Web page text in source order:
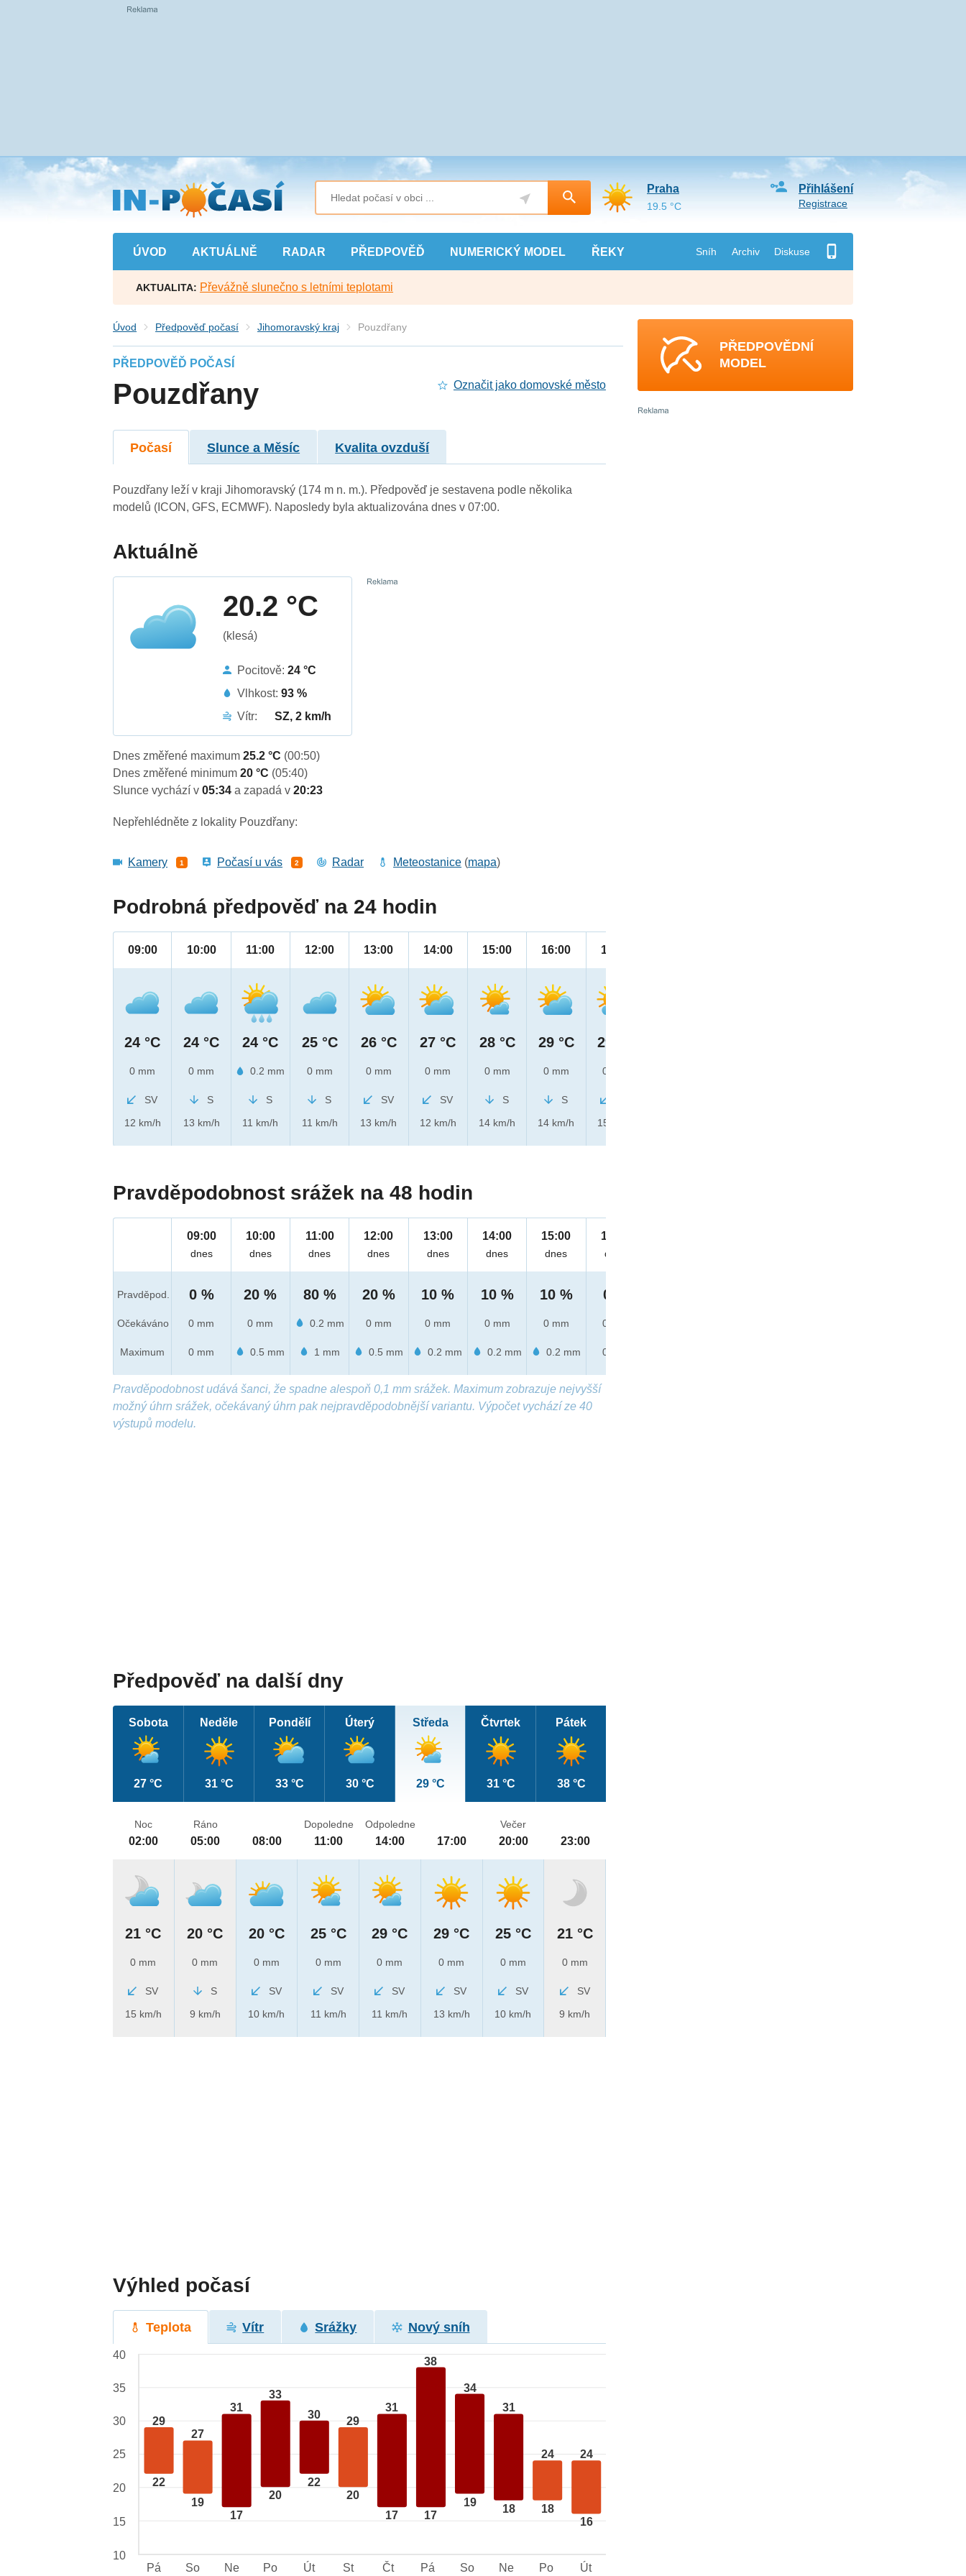
Přejít
na
hlavní
obsah
ÚVOD AKTUÁLNĚ RADAR PŘEDPOVĚĎ NUMERICKÝ MODEL ŘEKY Sníh Archiv Diskuse
Přihlášení
Registrace
Praha
19.5 °C
AKTUALITA: Převážně slunečno s letními teplotami
Úvod Předpověď počasí Jihomoravský kraj Pouzdřany
PŘEDPOVĚĎ POČASÍ
Pouzdřany Označit jako domovské město
Počasí Slunce a Měsíc Kvalita ovzduší
Pouzdřany leží v kraji Jihomoravský (174 m n. m.). Předpověď je sestavena podle několika
modelů (ICON, GFS, ECMWF). Naposledy byla aktualizována dnes v 07:00.
Aktuálně
20.2 °C
(klesá)
Pocitově:24 °C
Vlhkost:93 %
Vítr:
SZ, 2 km/h
Dnes změřené maximum25.2 °C (00:50)
Dnes změřené minimum20 °C (05:40)
Slunce vychází v05:34a zapadá v20:23
Nepřehlédněte z lokality Pouzdřany:
Kamery 1 Počasí u vás 2 Radar Meteostanice (mapa)
Podrobná předpověď na 24 hodin
09:00
24 °C
0 mm
SV
12 km/h
10:00
24 °C
0 mm
S
13 km/h
11:00
24 °C
0.2 mm
S
11 km/h
12:00
25 °C
0 mm
S
11 km/h
13:00
26 °C
0 mm
SV
13 km/h
14:00
27 °C
0 mm
SV
12 km/h
15:00
28 °C
0 mm
S
14 km/h
16:00
29 °C
0 mm
S
14 km/h
17:00
29 °C
0 mm
15 km/h
Pravděpodobnost srážek na 48 hodin
Pravděpod.
Očekáváno
Maximum
09:00
dnes
0 %
0 mm
0 mm
10:00
dnes
20 %
0 mm
0.5 mm
11:00
dnes
80 %
0.2 mm
1 mm
12:00
dnes
20 %
0 mm
0.5 mm
13:00
dnes
10 %
0 mm
0.2 mm
14:00
dnes
10 %
0 mm
0.2 mm
15:00
dnes
10 %
0 mm
0.2 mm
16:00
dnes
0 %
0 mm
0 mm
Pravděpodobnost udává šanci, že spadne alespoň 0,1 mm srážek. Maximum zobrazuje nejvyšší
možný úhrn srážek, očekávaný úhrn pak nejpravděpodobnější variantu. Výpočet vychází ze 40
výstupů modelu.
Předpověď na další dny
Sobota
27 °C
Neděle
31 °C
Pondělí
33 °C
Úterý
30 °C
Středa
29 °C
Čtvrtek
31 °C
Pátek
38 °C
Noc
02:00
21 °C
0 mm
SV
15 km/h
Ráno
05:00
20 °C
0 mm
S
9 km/h
08:00
20 °C
0 mm
SV
10 km/h
Dopoledne
11:00
25 °C
0 mm
SV
11 km/h
Odpoledne
14:00
29 °C
0 mm
SV
11 km/h
17:00
29 °C
0 mm
SV
13 km/h
Večer
20:00
25 °C
0 mm
SV
10 km/h
23:00
21 °C
0 mm
SV
9 km/h
Výhled počasí
Teplota Vítr Srážky Nový sníh
29
22
27
19
31
17
33
20
30
22
29
20
31
17
38
17
34
19
31
18
24
18
24
16
40
35
30
25
20
15
10
Pá
So Ne Po Út St Čt Pá So Ne Po Út
PŘEDPOVĚDNÍ
MODEL